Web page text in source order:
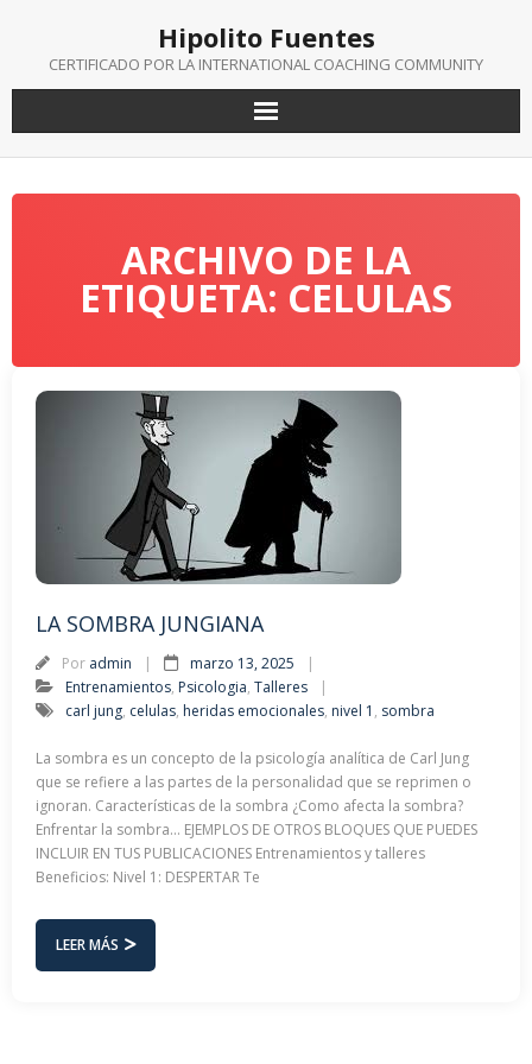
contenido
Hipolito Fuentes
CERTIFICADO POR LA INTERNATIONAL COACHING COMMUNITY
ARCHIVO DE LA
ETIQUETA: CELULAS
LA SOMBRA JUNGIANA
Por admin
marzo 13, 2025
Entrenamientos, Psicologia, Talleres
carl jung, celulas, heridas emocionales, nivel 1 , sombra
La sombra es un concepto de la psicología analítica de Carl Jung
que se refiere a las partes de la personalidad que se reprimen o
ignoran. Características de la sombra ¿Como afecta la sombra?
Enfrentar la sombra… EJEMPLOS DE OTROS BLOQUES QUE PUEDES
INCLUIR EN TUS PUBLICACIONES Entrenamientos y talleres
Beneficios: Nivel 1: DESPERTAR Te
LEER MÁS